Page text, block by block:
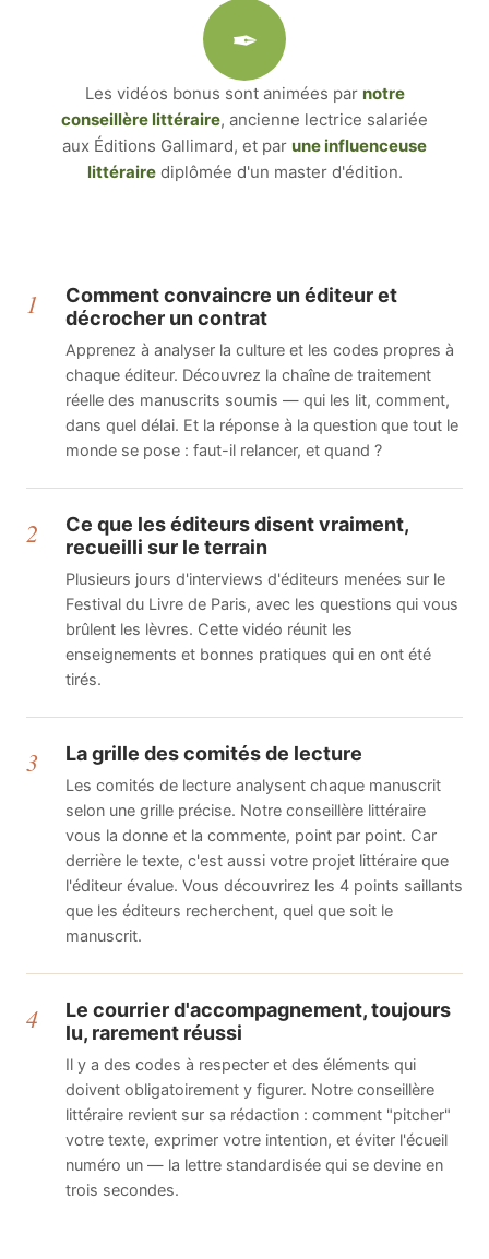
✒
Les vidéos bonus sont animées par notre
conseillère littéraire, ancienne lectrice salariée
aux Éditions Gallimard, et par une influenceuse
littérairediplômée d'un master d'édition.
1
Comment convaincre un éditeur et
décrocher un contrat
Apprenez à analyser la culture et les codes propres à
chaque éditeur. Découvrez la chaîne de traitement
réelle des manuscrits soumis — qui les lit, comment,
dans quel délai. Et la réponse à la question que tout le
monde se pose : faut-il relancer, et quand ?
2
Ce que les éditeurs disent vraiment,
recueilli sur le terrain
Plusieurs jours d'interviews d'éditeurs menées sur le
Festival du Livre de Paris, avec les questions qui vous
brûlent les lèvres. Cette vidéo réunit les
enseignements et bonnes pratiques qui en ont été
tirés.
3 La grille des comités de lecture
Les comités de lecture analysent chaque manuscrit
selon une grille précise. Notre conseillère littéraire
vous la donne et la commente, point par point. Car
derrière le texte, c'est aussi votre projet littéraire que
l'éditeur évalue. Vous découvrirez les 4 points saillants
que les éditeurs recherchent, quel que soit le
manuscrit.
4
Le courrier d'accompagnement, toujours
lu, rarement réussi
Il y a des codes à respecter et des éléments qui
doivent obligatoirement y figurer. Notre conseillère
littéraire revient sur sa rédaction : comment "pitcher"
votre texte, exprimer votre intention, et éviter l'écueil
numéro un — la lettre standardisée qui se devine en
trois secondes.